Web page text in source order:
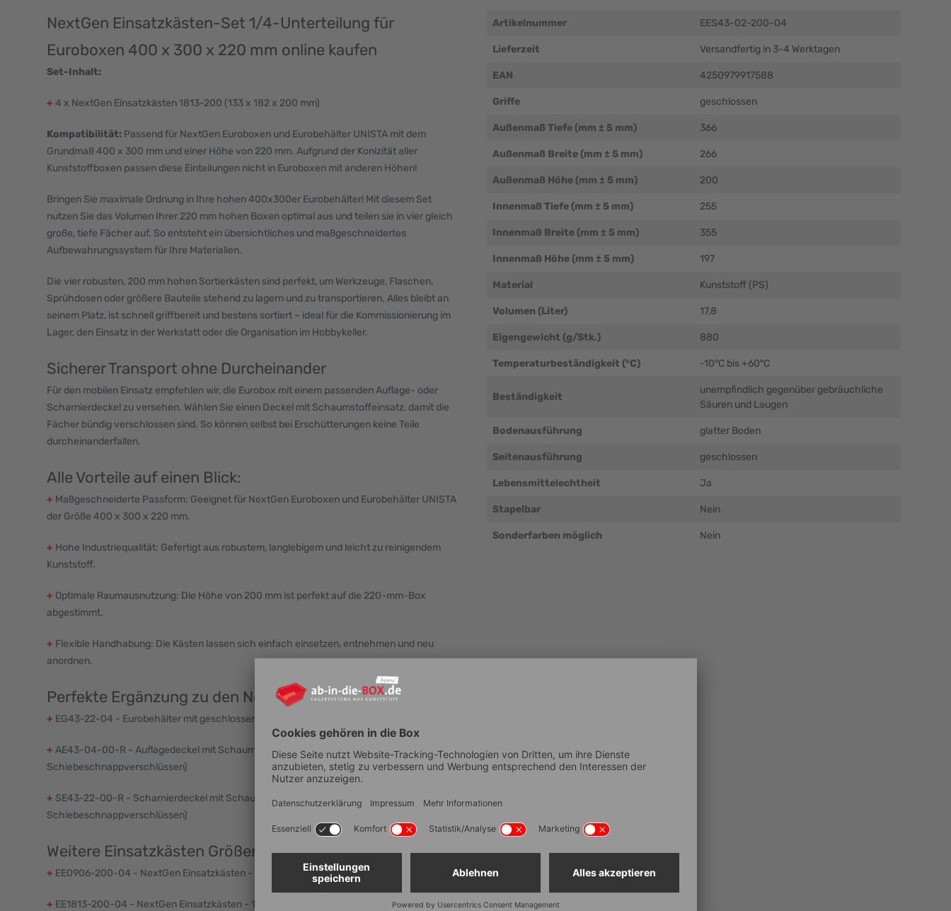
NextGen Einsatzkästen-Set 1/4-Unterteilung für
Euroboxen 400 x 300 x 220 mm online kaufen
Set-Inhalt:
+ 4 x NextGen Einsatzkästen 1813-200 (133 x 182 x 200 mm)
Kompatibilität: Passend für NextGen Euroboxen und Eurobehälter UNISTA mit dem
Grundmaß 400 x 300 mm und einer Höhe von 220 mm. Aufgrund der Konizität aller
Kunststoffboxen passen diese Einteilungen nicht in Euroboxen mit anderen Höhen!
Bringen Sie maximale Ordnung in Ihre hohen 400x300er Eurobehälter! Mit diesem Set
nutzen Sie das Volumen Ihrer 220 mm hohen Boxen optimal aus und teilen sie in vier gleich
große, tiefe Fächer auf. So entsteht ein übersichtliches und maßgeschneidertes
Aufbewahrungssystem für Ihre Materialien.
Die vier robusten, 200 mm hohen Sortierkästen sind perfekt, um Werkzeuge, Flaschen,
Sprühdosen oder größere Bauteile stehend zu lagern und zu transportieren. Alles bleibt an
seinem Platz, ist schnell griffbereit und bestens sortiert – ideal für die Kommissionierung im
Lager, den Einsatz in der Werkstatt oder die Organisation im Hobbykeller.
Sicherer Transport ohne Durcheinander
Für den mobilen Einsatz empfehlen wir, die Eurobox mit einem passenden Auflage- oder
Scharnierdeckel zu versehen. Wählen Sie einen Deckel mit Schaumstoffeinsatz, damit die
Fächer bündig verschlossen sind. So können selbst bei Erschütterungen keine Teile
durcheinanderfallen.
Alle Vorteile auf einen Blick:
+ Maßgeschneiderte Passform: Geeignet für NextGen Euroboxen und Eurobehälter UNISTA
der Größe 400 x 300 x 220 mm.
+ Hohe Industriequalität: Gefertigt aus robustem, langlebigem und leicht zu reinigendem
Kunststoff.
+ Optimale Raumausnutzung: Die Höhe von 200 mm ist perfekt auf die 220-mm-Box
abgestimmt.
+ Flexible Handhabung: Die Kästen lassen sich einfach einsetzen, entnehmen und neu
anordnen.
Perfekte Ergänzung zu den NextGen Einsatzkästen:
+ EG43-22-04 - Eurobehälter mit geschlossenen Griffen 43-220
+ AE43-04-00-R - Auflagedeckel mit Schaumstoff - Maß 400x300x28 mm (inkl. 4
Schiebeschnappverschlüssen)
+ SE43-22-00-R - Scharnierdeckel mit Schaumstoff - Maß 400x300x28 mm (inkl. 2
Schiebeschnappverschlüssen)
Weitere Einsatzkästen Größen der Höhe 200 mm:
+ EE0906-200-04 - NextGen Einsatzkästen - 0906-200 | Abm: (T x B x H): 67x91x200 mm
+ EE1813-200-04 - NextGen Einsatzkästen - 1813-200 | Abm: (T x B x H): 133x182x200 mm
Artikelnummer EES43-02-200-04
Lieferzeit Versandfertig in 3-4 Werktagen
EAN 4250979917588
Griffe geschlossen
Außenmaß Tiefe (mm ± 5 mm) 366
Außenmaß Breite (mm ± 5 mm) 266
Außenmaß Höhe (mm ± 5 mm) 200
Innenmaß Tiefe (mm ± 5 mm) 255
Innenmaß Breite (mm ± 5 mm) 355
Innenmaß Höhe (mm ± 5 mm) 197
Material Kunststoff (PS)
Volumen (Liter) 17,8
Eigengewicht (g/Stk.) 880
Temperaturbeständigkeit (°C) -10°C bis +60°C
Beständigkeit
unempfindlich gegenüber gebräuchliche
Säuren und Laugen
Bodenausführung glatter Boden
Seitenausführung geschlossen
Lebensmittelechtheit Ja
Stapelbar Nein
Sonderfarben möglich Nein